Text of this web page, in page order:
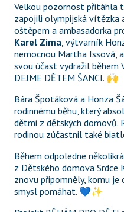
Velkou pozornost přitáhla
zapojili olympijská vítězka
oštěpem a ambasadorka
Karel Zima, výtvarník
nemocnou Martha Issová,
svou účast vydražil během
DEJME DĚTEM ŠANCI. 🙌
Bára Špotáková a Honza
rodinnému běhu, který
dětmi z dětských domovů.
rodinou zúčastnil také
Během odpoledne
z Dětského domova Srdce
znovu připomněly, komu je
smysl pomáhat. 💙✨